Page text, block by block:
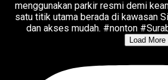
Load More